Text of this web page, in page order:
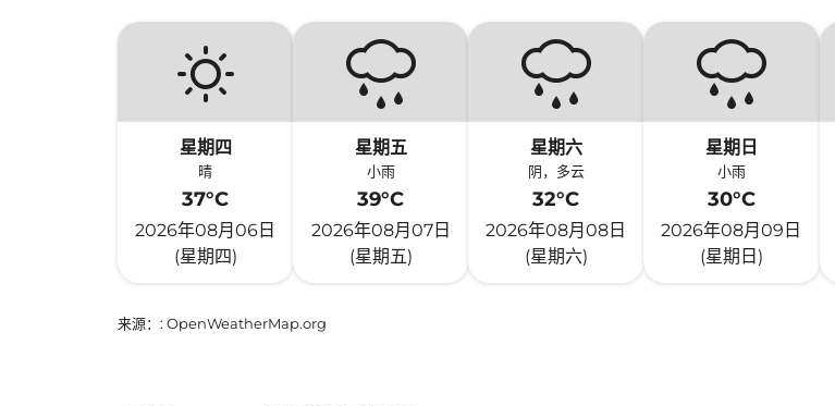
星期四
晴
37°C
2026年08月06日
(星期四)
星期五
小雨
39°C
2026年08月07日
(星期五)
星期六
阴，多云
32°C
2026年08月08日
(星期六)
星期日
小雨
30°C
2026年08月09日
(星期日)
来源： : OpenWeatherMap.org